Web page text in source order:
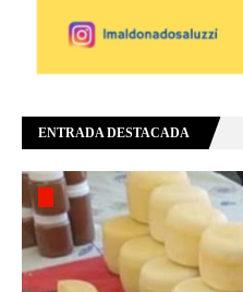
ENTRADA DESTACADA